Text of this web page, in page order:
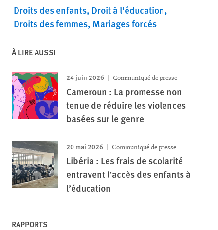
Droits des enfants Droit à l'éducation
Droits des femmes Mariages forcés
À LIRE AUSSI
24 juin 2026 Communiqué de presse
Cameroun : La promesse non
tenue de réduire les violences
basées sur le genre
20 mai 2026 Communiqué de presse
Libéria : Les frais de scolarité
entravent l’accès des enfants à
l’éducation
RAPPORTS